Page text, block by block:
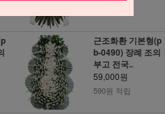
근조화환 기본형(p
b-0490) 장례 조의
부고 전국..
59,000원
590원 적립